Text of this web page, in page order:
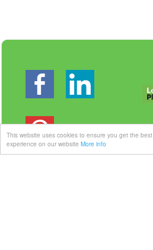
This website uses cookies to ensure you get the best
experience on our website More info